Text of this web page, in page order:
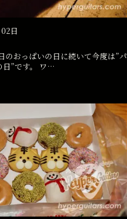
日
のおっぱいの日に続いて今度は”パ
日”です。 ワ…